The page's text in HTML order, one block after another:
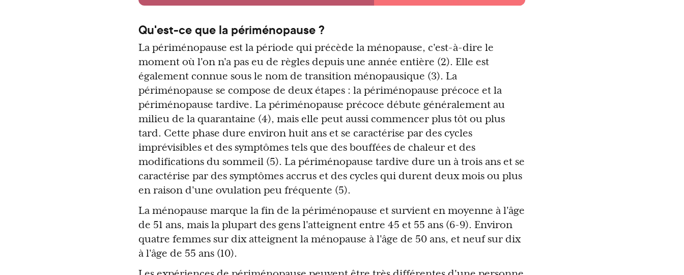
Qu'est-ce que la périménopause ?
La périménopause est la période qui précède la ménopause, c'est-à-dire le
moment où l'on n'a pas eu de règles depuis une année entière (2). Elle est
également connue sous le nom de transition ménopausique (3). La
périménopause se compose de deux étapes : la périménopause précoce et la
périménopause tardive. La périménopause précoce débute généralement au
milieu de la quarantaine (4), mais elle peut aussi commencer plus tôt ou plus
tard. Cette phase dure environ huit ans et se caractérise par des cycles
imprévisibles et des symptômes tels que des bouffées de chaleur et des
modifications du sommeil (5). La périménopause tardive dure un à trois ans et se
caractérise par des symptômes accrus et des cycles qui durent deux mois ou plus
en raison d'une ovulation peu fréquente (5).
La ménopause marque la fin de la périménopause et survient en moyenne à l'âge
de 51 ans, mais la plupart des gens l'atteignent entre 45 et 55 ans (6-9). Environ
quatre femmes sur dix atteignent la ménopause à l'âge de 50 ans, et neuf sur dix
à l'âge de 55 ans (10).